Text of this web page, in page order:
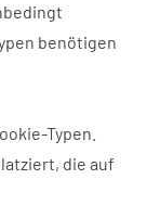
benötigen
Typen.
die auf